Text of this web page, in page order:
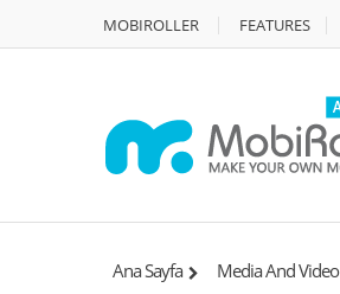
MOBIROLLER FEATURES
Ana Sayfa Media And Video